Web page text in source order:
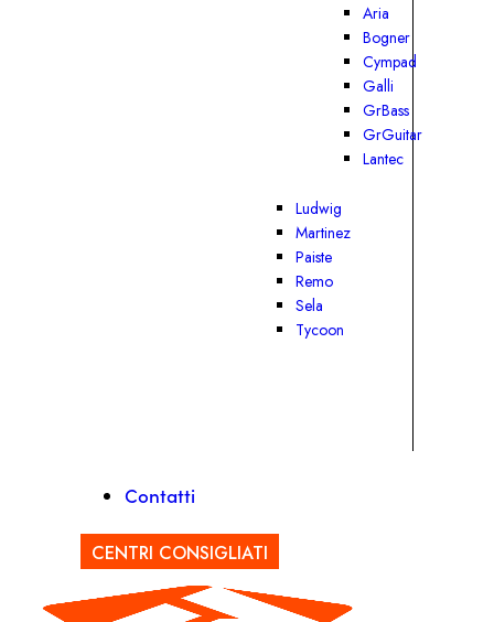
Aria
Bogner
Cympad
Galli
GrBass
GrGuitar
Lantec
Ludwig
Martinez
Paiste
Remo
Sela
Tycoon
Contatti
CENTRI CONSIGLIATI